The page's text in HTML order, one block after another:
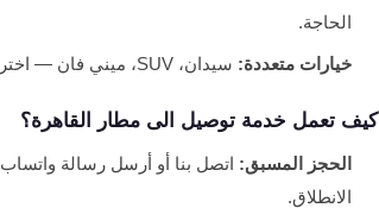
الحاجة.
خيارات متعددة: سيدان، SUV، ميني فان — اختر السيارة التي تناسب عدد الأشخاص والأمتعة.
كيف تعمل خدمة توصيل الى مطار القاهرة؟
الحجز المسبق: اتصل بنا أو أرسل رسالة
الانطلاق.